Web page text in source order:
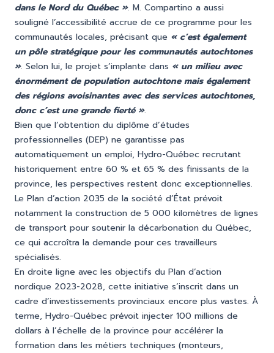
dans le Nord du Québec ». M. Compartino a aussi
souligné l’accessibilité accrue de ce programme pour les
communautés locales, précisant que « c’est également
un pôle stratégique pour les communautés autochtones
». Selon lui, le projet s’implante dans « un milieu avec
énormément de population autochtone mais également
des régions avoisinantes avec des services autochtones,
donc c’est une grande fierté ».
Bien que l’obtention du diplôme d’études
professionnelles (DEP) ne garantisse pas
automatiquement un emploi, Hydro-Québec recrutant
historiquement entre 60 % et 65 % des finissants de la
province, les perspectives restent donc exceptionnelles.
Le Plan d’action 2035 de la société d’État prévoit
notamment la construction de 5 000 kilomètres de lignes
de transport pour soutenir la décarbonation du Québec,
ce qui accroîtra la demande pour ces travailleurs
spécialisés.
En droite ligne avec les objectifs du Plan d’action
nordique 2023-2028, cette initiative s’inscrit dans un
cadre d’investissements provinciaux encore plus vastes. À
terme, Hydro-Québec prévoit injecter 100 millions de
dollars à l’échelle de la province pour accélérer la
formation dans les métiers techniques (monteurs,